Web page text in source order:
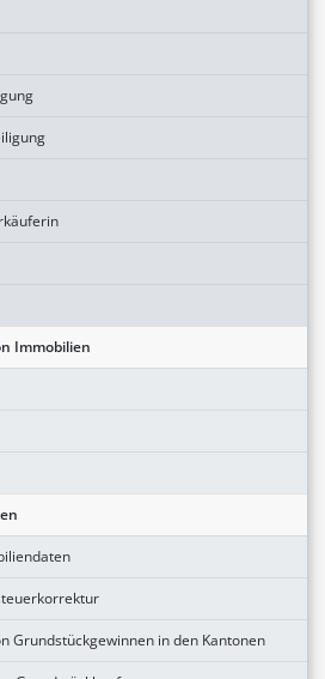
Immobilien
Grundstückgewinnen in den Kantonen